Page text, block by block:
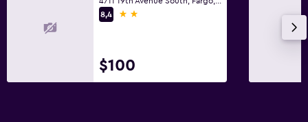
8,4
2 estrellas
$100